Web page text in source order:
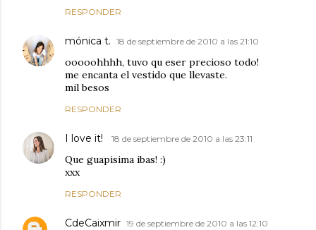
RESPONDER
mónica t. 18 de septiembre de 2010 a las 21:10
ooooohhhh, tuvo qu eser precioso todo!
me encanta el vestido que llevaste.
mil besos
RESPONDER
I love it! 18 de septiembre de 2010 a las 23:11
Que guapisima ibas! :)
xxx
RESPONDER
CdeCaixmir 19 de septiembre de 2010 a las 12:10